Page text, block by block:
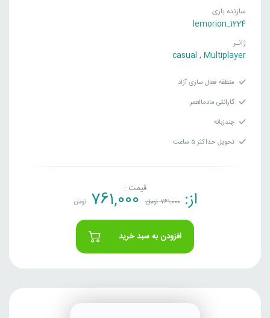
سازنده بازی
lemorion_1224
ژانـر
casual , Multiplayer
منطقه فعال سازی آزاد
گارانتی مادمالعمر
چندزبانه
تحویل حداکثر ۵ ساعت
قیمت : از:761,000تومان 761,000 تومان
افزودن به سبد خرید